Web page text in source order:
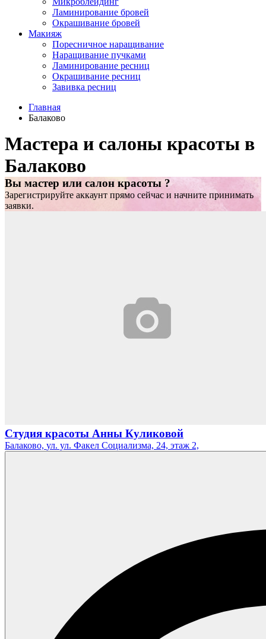
Ламинирование бровей
Окрашивание бровей
Макияж
Поресничное наращивание
Наращивание пучками
Ламинирование ресниц
Окрашивание ресниц
Завивка ресниц
Главная
Балаково
Мастера и салоны красоты в
Балаково
Вы мастер или салон красоты ?
Зарегистрируйте аккаунт прямо сейчас и начните принимать
заявки.
Студия красоты Анны Куликовой
Балаково, ул. ул. Факел Социализма, 24, этаж 2,